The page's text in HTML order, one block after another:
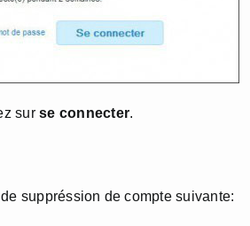
surse connecter.
suppréssion de compte suivante: